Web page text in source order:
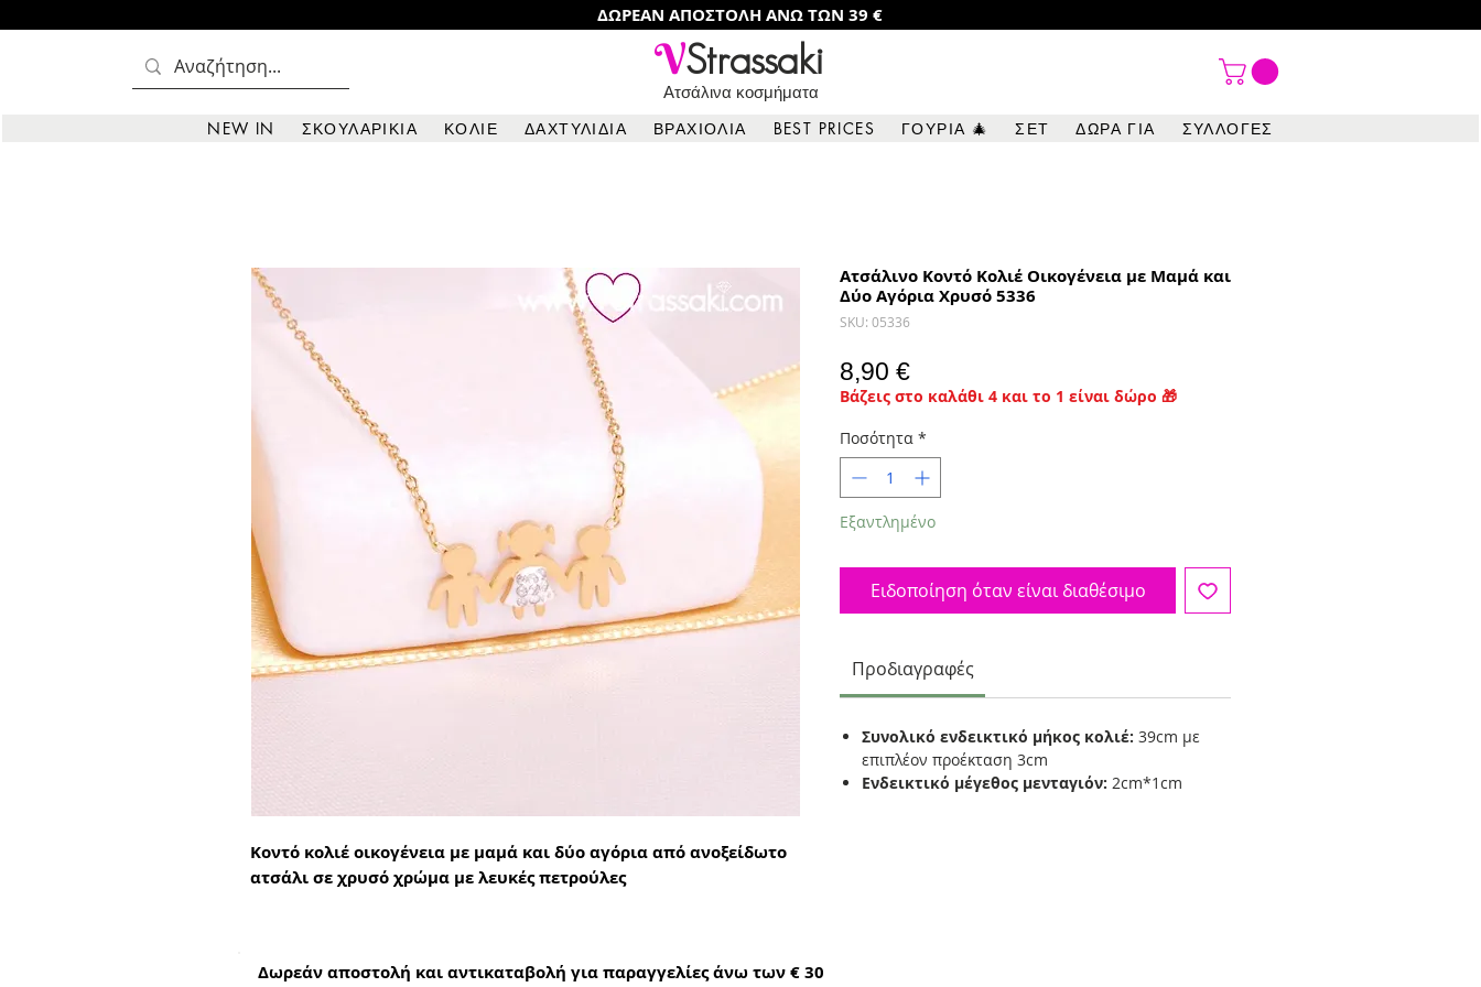
ΔΩΡΕΑΝ ΑΠΟΣΤΟΛΗ ΑΝΩ ΤΩΝ 39 €
VStrassaki
Ατσάλινα κοσμήματα
NEW IN ΣΚΟΥΛΑΡΙΚΙΑ ΚΟΛΙΕ ΔΑΧΤΥΛΙΔΙΑ ΒΡΑΧΙΟΛΙΑ BEST PRICES ΓΟΥΡΙΑ 🎄 ΣΕΤ ΔΩΡΑ ΓΙΑ ΣΥΛΛΟΓΕΣ
Κοντό κολιέ οικογένεια με μαμά και δύο αγόρια από ανοξείδωτο
ατσάλι σε χρυσό χρώμα με λευκές πετρούλες
Ατσάλινο Κοντό Κολιέ Οικογένεια με Μαμά και
Δύο Αγόρια Χρυσό 5336
SKU: 05336
8,90 €Τιμή
Βάζεις στο καλάθι 4 και το 1 είναι δώρο 🎁
Ποσότητα *
Εξαντλημένο
Ειδοποίηση όταν είναι διαθέσιμο
Προδιαγραφές
Συνολικό ενδεικτικό μήκος κολιέ: 39cm με
επιπλέον προέκταση 3cm
Ενδεικτικό μέγεθος μενταγιόν: 2cm*1cm
Δωρεάν αποστολή και αντικαταβολή για παραγγελίες άνω των € 30